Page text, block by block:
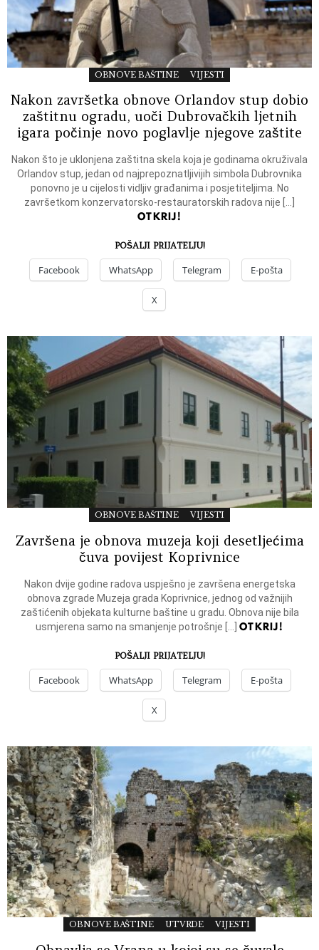
OBNOVE BAŠTINE VIJESTI
Nakon završetka obnove Orlandov stup dobio
zaštitnu ogradu, uoči Dubrovačkih ljetnih
igara počinje novo poglavlje njegove zaštite
Nakon što je uklonjena zaštitna skela koja je godinama okruživala
Orlandov stup, jedan od najprepoznatljivijih simbola Dubrovnika
ponovno je u cijelosti vidljiv građanima i posjetiteljima. No
završetkom konzervatorsko-restauratorskih radova nije […]
OTKRIJ!
POŠALJI PRIJATELJU!
Facebook WhatsApp Telegram E-pošta
X
OBNOVE BAŠTINE VIJESTI
Završena je obnova muzeja koji desetljećima
čuva povijest Koprivnice
Nakon dvije godine radova uspješno je završena energetska
obnova zgrade Muzeja grada Koprivnice, jednog od važnijih
zaštićenih objekata kulturne baštine u gradu. Obnova nije bila
usmjerena samo na smanjenje potrošnje […] OTKRIJ!
POŠALJI PRIJATELJU!
Facebook WhatsApp Telegram E-pošta
X
OBNOVE BAŠTINE UTVRDE VIJESTI